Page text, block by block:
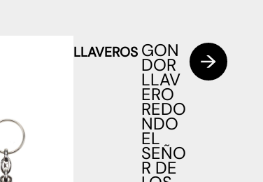
LLAVEROS GON
DOR
LLAV
ERO
REDO
NDO
EL
SEÑO
R DE